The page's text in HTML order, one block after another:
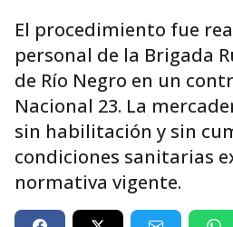
El procedimiento fue
personal de la Brigada
de Río Negro en un
Nacional 23. La
sin habilitación y sin
condiciones sanitarias
normativa vigente.